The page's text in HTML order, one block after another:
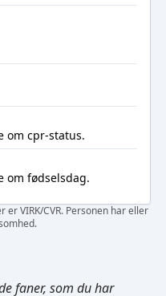
om cpr-status.
om fødselsdag.
VIRK/CVR. Personen har eller
faner, som du har